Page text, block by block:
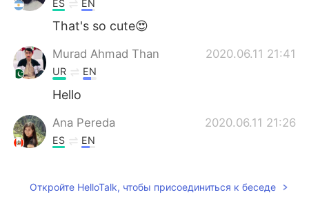
ES EN
That's so cute😍
Murad Ahmad Than 2020.06.11 21:41
UR EN
Hello
Ana Pereda 2020.06.11 21:26
ES EN
HÃĶĪM 2020.06.11 21:18
Откройте HelloTalk, чтобы присоединиться к беседе